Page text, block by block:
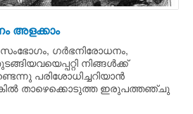
അളക്കാം
ഗര്‍ഭനിരോധനം,
നിങ്ങള്‍ക്ക്
പരിശോധിച്ചറിയാന്‍
താഴെക്കൊടുത്ത ഇരുപത്തഞ്ചു